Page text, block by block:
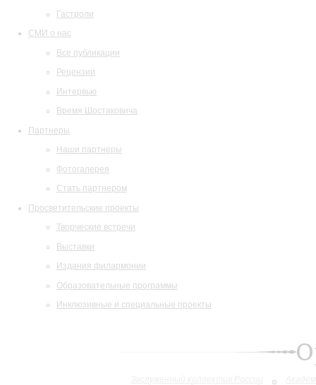
Гастроли
СМИ о нас
Все публикации
Рецензии
Интервью
Время Шостаковича
Партнеры
Наши партнеры
Фотогалерея
Стать партнером
Просветительские проекты
Творческие встречи
Выставки
Издания филармонии
Образовательные программы
Инклюзивные и специальные проекты